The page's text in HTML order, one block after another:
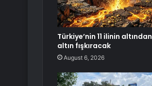
Türkiye’nin 11 ilinin altından
altın fışkıracak
August 6, 2026